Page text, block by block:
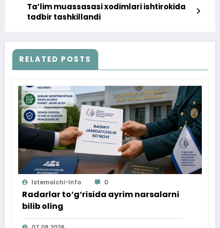
Ta’lim muassasasi xodimlari ishtirokida
tadbir tashkillandi
RELATED POSTS
Istemolchi-Info 0
Radarlar to‘g‘risida ayrim narsalarni
bilib oling